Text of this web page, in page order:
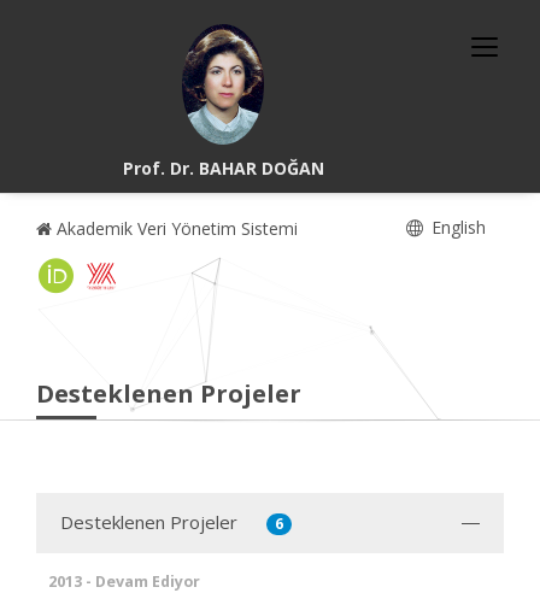
Prof. Dr. BAHAR DOĞAN
Akademik Veri Yönetim Sistemi English
Desteklenen Projeler
Desteklenen Projeler 6
2013 - Devam Ediyor